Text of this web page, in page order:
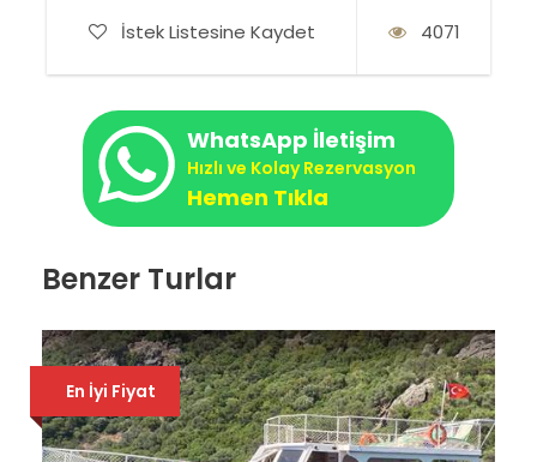
İstek Listesine Kaydet 4071
WhatsApp İletişim
Hızlı ve Kolay Rezervasyon
Hemen Tıkla
Benzer Turlar
En İyi Fiyat